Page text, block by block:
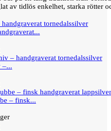
av tidlös enkelhet, starka rötter
–...
– finsk...